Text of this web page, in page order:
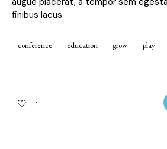
finibus lacus.
conference education grow play
1